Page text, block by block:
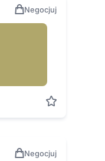
Negocjuj
Negocjuj